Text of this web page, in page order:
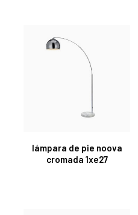
lámpara de pie noova
cromada 1xe27